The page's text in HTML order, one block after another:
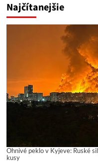
Najčítanejšie
Ohnivé peklo v Kyjeve: Ruské
kusy